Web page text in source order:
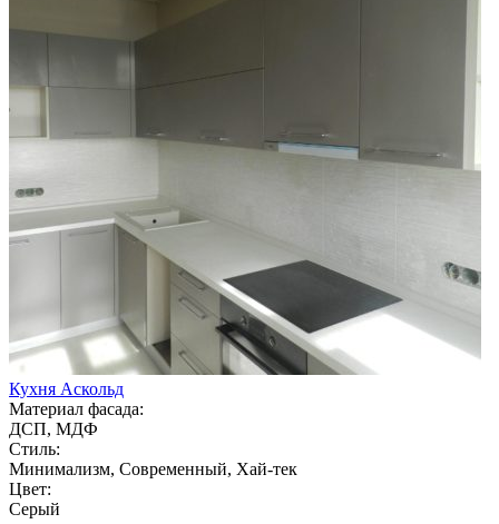
Кухня Аскольд
Материал фасада:
ДСП, МДФ
Стиль:
Минимализм, Современный, Хай-тек
Цвет:
Серый